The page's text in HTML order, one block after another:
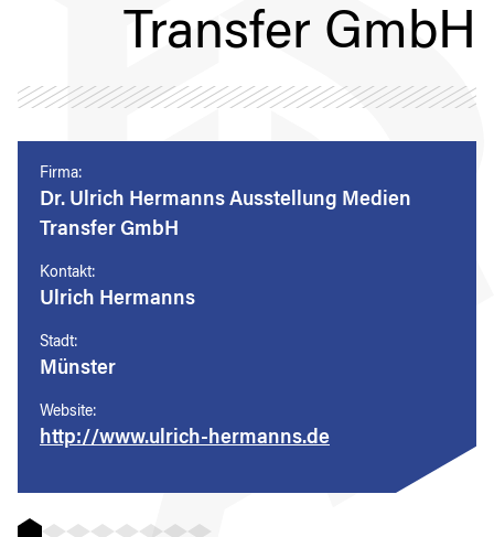
Transfer GmbH
Firma:
Dr. Ulrich Hermanns Ausstellung Medien
Transfer GmbH
Kontakt:
Ulrich Hermanns
Stadt:
Münster
Website:
http://www.ulrich-hermanns.de